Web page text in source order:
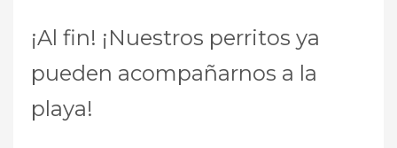
¡Al fin! ¡Nuestros perritos ya
pueden acompañarnos a la
playa!